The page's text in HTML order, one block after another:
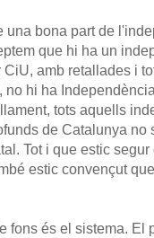
una bona part de
que hi ha un
amb retallades i
no hi ha
tots aquells
de Catalunya no
Tot i que estic
estic convençut
fons és el sistema. El